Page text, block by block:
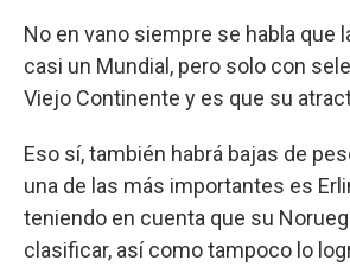
No en vano siempre se habla que
casi un Mundial, pero solo con
Viejo Continente y es que su
Eso sí, también habrá bajas de
una de las más importantes es
teniendo en cuenta que su
clasificar, así como tampoco lo